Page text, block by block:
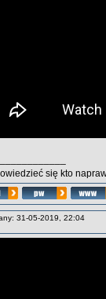
się kto
31-05-2019, 22:04